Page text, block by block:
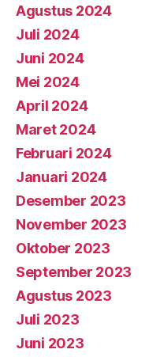
Agustus 2024
Juli 2024
Juni 2024
Mei 2024
April 2024
Maret 2024
Februari 2024
Januari 2024
Desember 2023
November 2023
Oktober 2023
September 2023
Agustus 2023
Juli 2023
Juni 2023